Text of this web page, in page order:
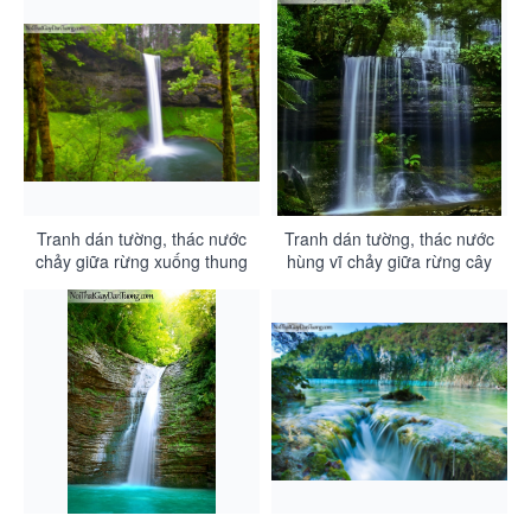
Tranh dán tường, thác nước
chảy giữa rừng xuống thung
Tranh dán tường, thác nước
hùng vĩ chảy giữa rừng cây